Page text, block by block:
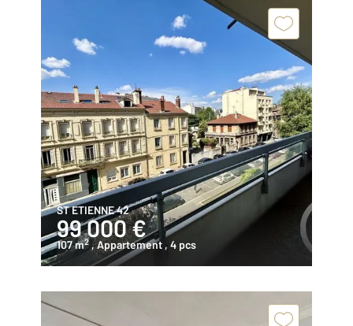
ST ETIENNE 42
99 000 €
107 m2 , Appartement , 4 pcs